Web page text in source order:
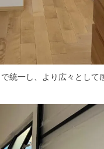
統一し、より広々として